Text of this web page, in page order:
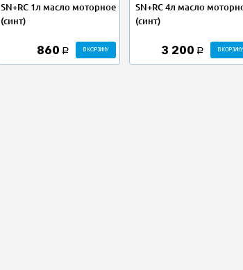
SN+RC 1л масло моторное
(синт)
860 a В КОРЗИНУ
SN+RC 4л масло
(синт)
3 200 a В КОРЗИНУ